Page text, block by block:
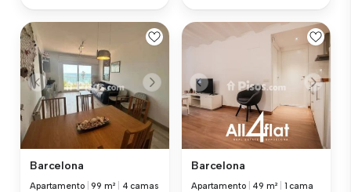
Barcelona
Apartamento |99 m² 4 camas
Barcelona
Apartamento 49 m² 1 cama